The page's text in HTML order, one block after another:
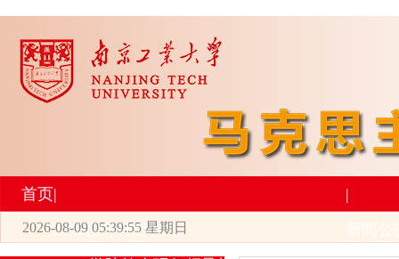
首页|
2026世界杯官网
|
2026-08-09 05:39:55 星期日